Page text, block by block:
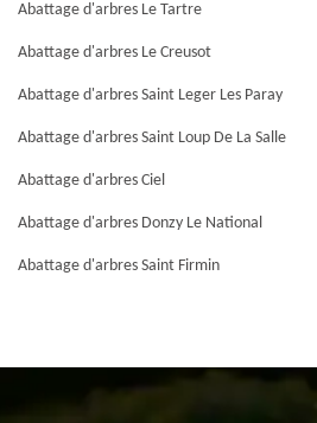
Abattage d'arbres Le Tartre
Abattage d'arbres Le Creusot
Abattage d'arbres Saint Leger Les Paray
Abattage d'arbres Saint Loup De La Salle
Abattage d'arbres Ciel
Abattage d'arbres Donzy Le National
Abattage d'arbres Saint Firmin